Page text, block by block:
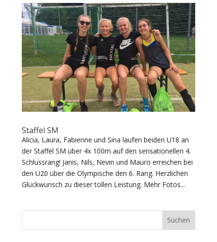
Staffel SM
Alicia, Laura, Fabienne und Sina laufen beiden U18 an
der Staffel SM über 4x 100m auf den sensationellen 4.
Schlussrang! Janis, Nils, Nevin und Mauro erreichen bei
den U20 über die Olympische den 6. Rang. Herzlichen
Glückwunsch zu dieser tollen Leistung. Mehr Fotos...